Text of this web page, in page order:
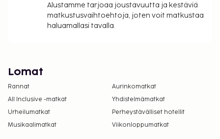
Alustamme tarjoaa joustavuutta ja kestäviä
matkustusvaihtoehtoja, joten voit matkustaa
haluamallasi tavalla.
Lomat
Rannat
Aurinkomatkat
All Inclusive -matkat
Yhdistelmämatkat
Urheilumatkat
Perheystävälliset hotellit
Musikaalimatkat
Viikonloppumatkat